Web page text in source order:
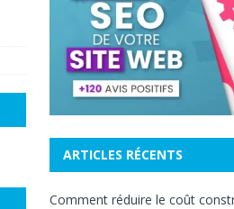
ARTICLES RÉCENTS
Comment réduire le coût